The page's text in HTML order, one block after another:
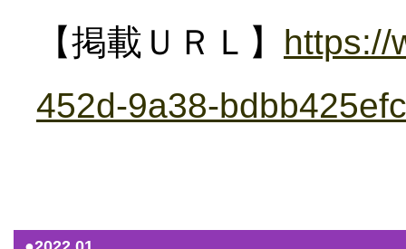
【掲載ＵＲＬ】 https://
452d-9a38-